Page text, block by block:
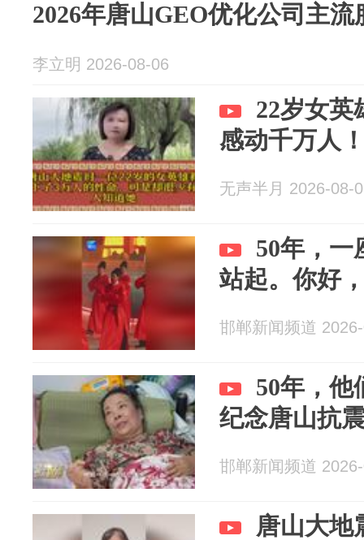
2026年唐山GEO优化公司主
李立明 2026-08-06
22岁女英
感动千万人
无声半月 2026-08-
50年，一
站起。你好
邯郸新闻频道
50年，他
纪念唐山抗
邯郸新闻频道
唐山大地